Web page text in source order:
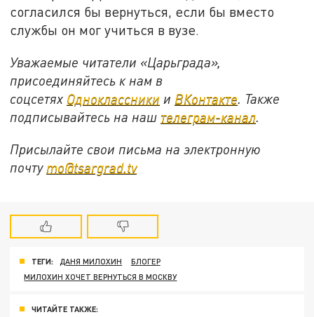
согласился бы вернуться, если бы вместо
службы он мог учиться в вузе.
Уважаемые читатели «Царьграда»,
присоединяйтесь к нам в
соцсетях Одноклассники и ВКонтакте. Также
подписывайтесь на наш телеграм-канал.
Присылайте свои письма на электронную
почту mo@tsargrad.tv
ТЕГИ: ДАНЯ МИЛОХИН
БЛОГЕР
МИЛОХИН ХОЧЕТ ВЕРНУТЬСЯ В МОСКВУ
ЧИТАЙТЕ ТАКЖЕ: